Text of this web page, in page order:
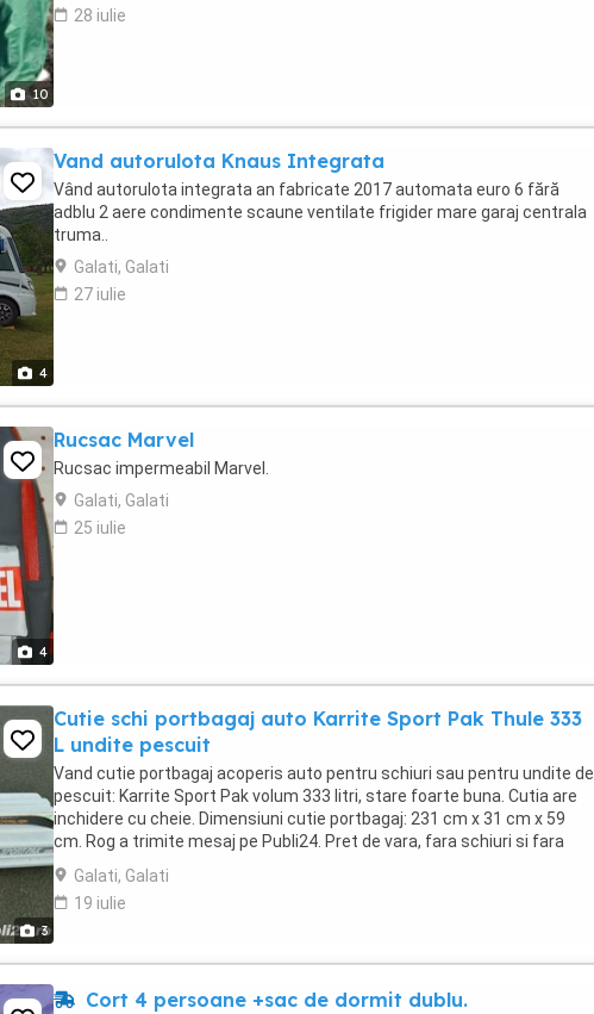
10
28 iulie
4
Vand autorulota Knaus Integrata
Vând autorulota integrata an fabricate 2017 automata euro 6 fără
adblu 2 aere condimente scaune ventilate frigider mare garaj centrala
truma..
Galati, Galati
27 iulie
4
Rucsac Marvel
Rucsac impermeabil Marvel.
Galati, Galati
25 iulie
3
Cutie schi portbagaj auto Karrite Sport Pak Thule 333
L undite pescuit
Vand cutie portbagaj acoperis auto pentru schiuri sau pentru undite de
pescuit: Karrite Sport Pak volum 333 litri, stare foarte buna. Cutia are
inchidere cu cheie. Dimensiuni cutie portbagaj: 231 cm x 31 cm x 59
cm. Rog a trimite mesaj pe Publi24. Pret de vara, fara schiuri si fara
bete de schiuri: 1100 ...
Galati, Galati
19 iulie
Cort 4 persoane +sac de dormit dublu.